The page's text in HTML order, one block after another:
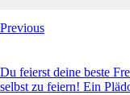
Previous
Du feierst deine beste
selbst zu feiern! Ein